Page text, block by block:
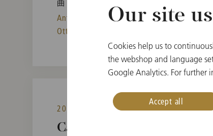
曲目
Antonio Vivaldi, Gioachino Rossini,,
Ottorino Respighi
2020年12月13日(日)
Cancellation: 3rd
Our site
Cookies help us to
the webshop and language
Google Analytics. For further
Accept all